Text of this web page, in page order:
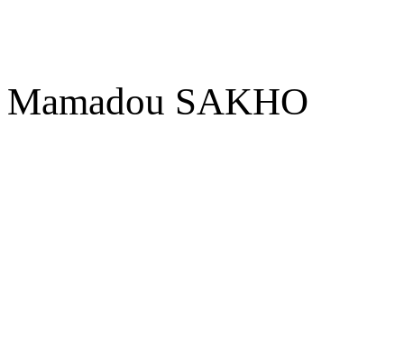
Mamadou SAKHO